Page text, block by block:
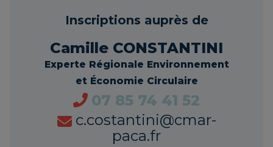
Inscriptions auprès de
Camille CONSTANTINI
Experte Régionale Environnement
et Économie Circulaire
07 85 74 41 52
c.costantini@cmar-
paca.fr